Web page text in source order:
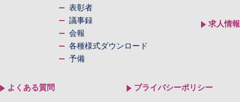
表彰者
議事録
会報
各種様式ダウンロード
予備
求人情報
よくある質問 プライバシーポリシー